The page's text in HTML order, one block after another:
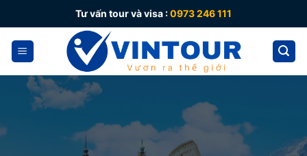
to
content
Tư vấn tour và visa :0973 246 111